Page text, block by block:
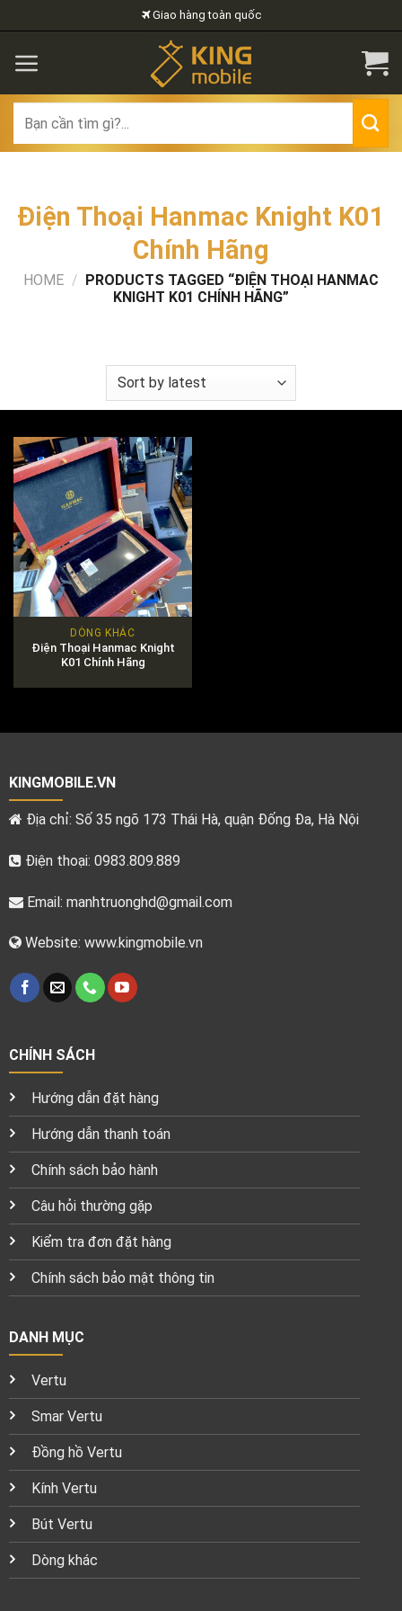
to
content
Giao hàng toàn quốc
for:
Điện Thoại Hanmac Knight K01
Chính Hãng
HOME / PRODUCTS TAGGED “ĐIỆN THOẠI HANMAC
KNIGHT K01 CHÍNH HÃNG”
DÒNG KHÁC
Điện Thoại Hanmac Knight
K01 Chính Hãng
KINGMOBILE.VN
Địa chỉ: Số 35 ngõ 173 Thái Hà, quận Đống Đa, Hà Nội
Điện thoại: 0983.809.889
Email: manhtruonghd@gmail.com
Website: www.kingmobile.vn
CHÍNH SÁCH
Hướng dẫn đặt hàng
Hướng dẫn thanh toán
Chính sách bảo hành
Câu hỏi thường gặp
Kiểm tra đơn đặt hàng
Chính sách bảo mật thông tin
DANH MỤC
Vertu
Smar Vertu
Đồng hồ Vertu
Kính Vertu
Bút Vertu
Dòng khác